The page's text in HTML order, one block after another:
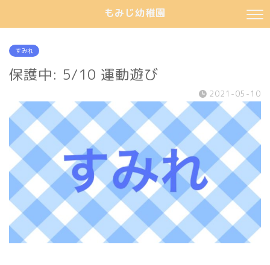
もみじ幼稚園
すみれ
保護中: 5/10 運動遊び
2021-05-10